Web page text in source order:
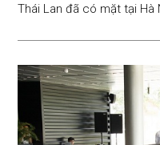
Thái Lan đã có mặt tại Hà